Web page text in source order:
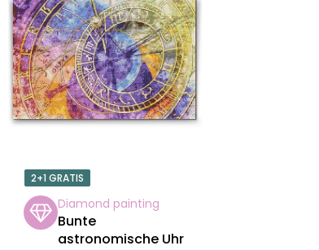
U
K
T
S
O
R
2+1 GRATIS
Diamond painting
Bunte
astronomische Uhr